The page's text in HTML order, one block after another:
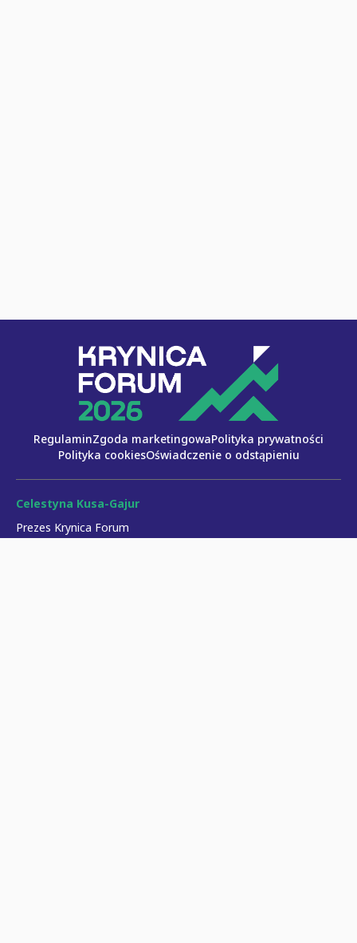
RegulaminZgoda marketingowaPolityka prywatności
Polityka cookiesOświadczenie o odstąpieniu
Celestyna Kusa-Gajur
Prezes Krynica Forum